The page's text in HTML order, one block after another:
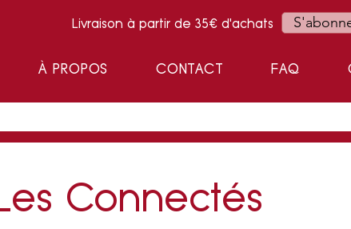
Livraison à partir de 35€ d'achats
Connectés
À PROPOS CONTACT FAQ